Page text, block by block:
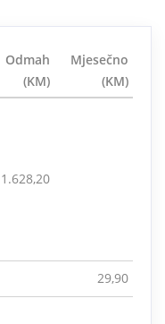
Odmah
(KM)
Mjesečno
(KM)
1.628,20
29,90